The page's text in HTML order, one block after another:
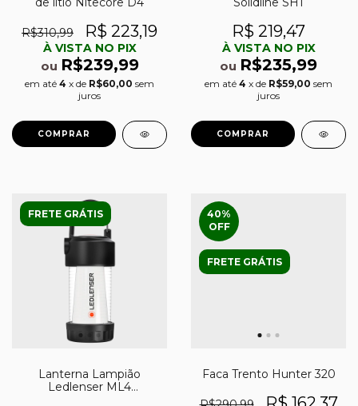
R$310,99 R$ 223,19
À VISTA NO PIX
ou R$239,99
em até 4 x de R$60,00 sem
juros
R$ 219,47
À VISTA NO PIX
ou R$235,99
em até 4 x de R$59,00 sem
juros
FRETE GRÁTIS
Lanterna Lampião
Ledlenser ML4
40%
OFF
FRETE GRÁTIS
Faca Trento Hunter 320